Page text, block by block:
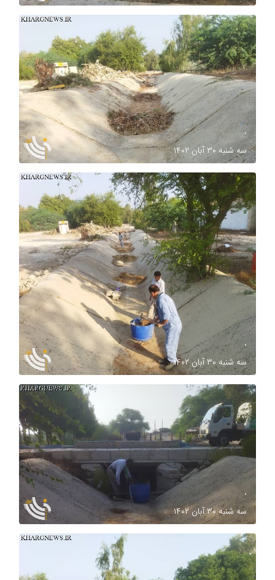
.
سه شنبه ۳۰ آبان ۱۴۰۲
.
سه شنبه ۳۰ آبان ۱۴۰۲
.
سه شنبه ۳۰ آبان ۱۴۰۲